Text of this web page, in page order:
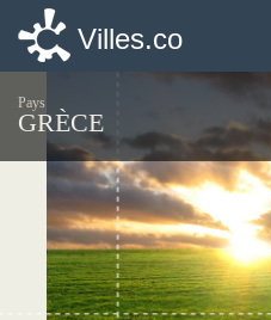
Villes.co
Pays
GRÈCE
Villes.co